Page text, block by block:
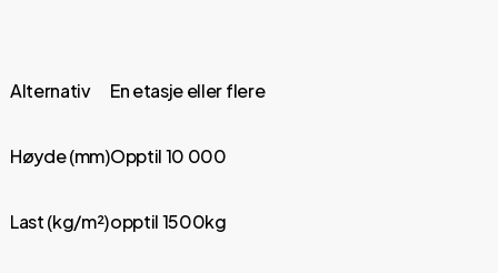
Alternativ En etasje eller flere
Høyde (mm)Opptil 10 000
Last (kg/m²)opptil 1500kg